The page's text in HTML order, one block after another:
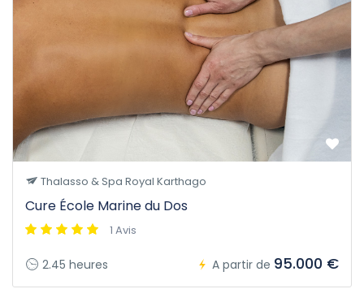
Thalasso & Spa Royal Karthago
Cure École Marine du Dos
1 Avis
2.45 heures A partir de 95.000 €